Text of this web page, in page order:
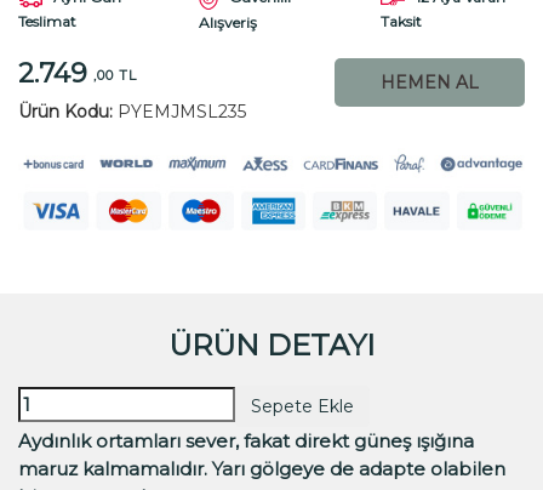
Teslimat
Alışveriş
Taksit
2.749 ,00 TL
Ürün Kodu: PYEMJMSL235
HEMEN AL
ÜRÜN DETAYI
Sepete Ekle
Aydınlık ortamları sever, fakat direkt güneş ışığına
maruz kalmamalıdır. Yarı gölgeye de adapte olabilen